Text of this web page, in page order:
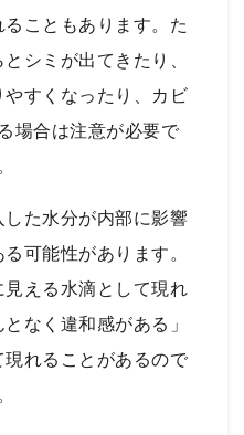
こともあります。た
シミが出てきたり、
やすくなったり、カビ
場合は注意が必要で
た水分が内部に影響
可能性があります。
える水滴として現れ
なく違和感がある」
れることがあるので